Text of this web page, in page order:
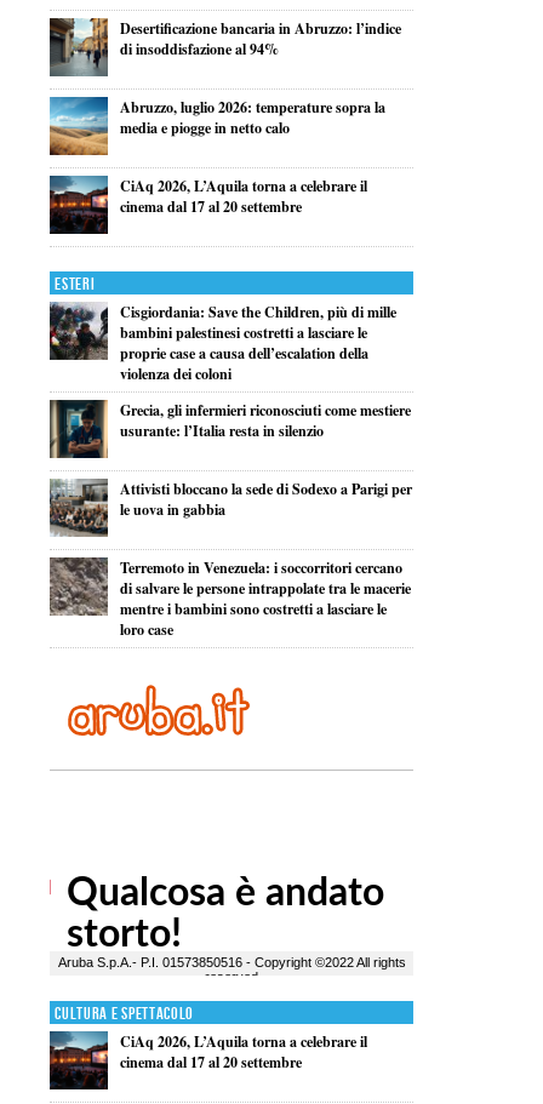
Desertificazione bancaria in Abruzzo: l’indice
di insoddisfazione al 94%
Abruzzo, luglio 2026: temperature sopra la
media e piogge in netto calo
CiAq 2026, L’Aquila torna a celebrare il
cinema dal 17 al 20 settembre
Esteri
Cisgiordania: Save the Children, più di mille
bambini palestinesi costretti a lasciare le
proprie case a causa dell’escalation della
violenza dei coloni
Grecia, gli infermieri riconosciuti come mestiere
usurante: l’Italia resta in silenzio
Attivisti bloccano la sede di Sodexo a Parigi per
le uova in gabbia
Terremoto in Venezuela: i soccorritori cercano
di salvare le persone intrappolate tra le macerie
mentre i bambini sono costretti a lasciare le
loro case
Cultura e Spettacolo
CiAq 2026, L’Aquila torna a celebrare il
cinema dal 17 al 20 settembre